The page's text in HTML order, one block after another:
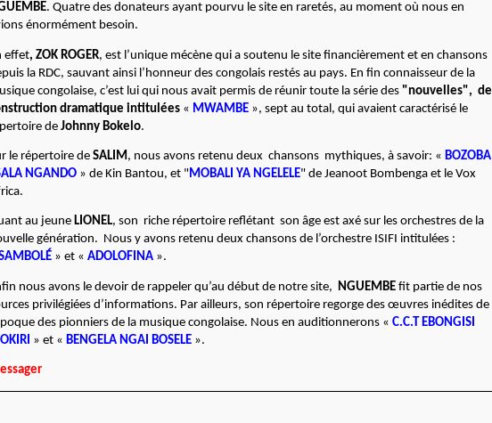
. Quatre des donateurs ayant pourvu le site en raretés, au moment où nous en
énormément besoin.
effet, ZOK ROGER, est l’unique mécène qui a soutenu le site financièrement et en chansons
la RDC, sauvant ainsi l’honneur des congolais restés au pays. En fin connaisseur de la
congolaise, c’est lui qui nous avait permis de réunir toute la série des "nouvelles", de
dramatique intitulées« MWAMBE», sept au total, qui avaient caractérisé le
de Johnny Bokelo.
le répertoire de SALIM, nous avons retenu deux chansons mythiques, à savoir: « BOZOBA
NGANDO» de Kin Bantou, et "MOBALI YA NGELELE" de Jeanoot Bombenga et le Vox
au jeune LIONEL, son riche répertoire reflétant son âge est axé sur les orchestres de la
génération. Nous y avons retenu deux chansons de l’orchestre ISIFI intitulées :
» et « ADOLOFINA».
nous avons le devoir de rappeler qu’au début de notre site, NGUEMBEfit partie de nos
privilégiées d’informations. Par ailleurs, son répertoire regorge des œuvres inédites de
des pionniers de la musique congolaise. Nous en auditionnerons « C.C.T EBONGISI
» et « BENGELA NGAI BOSELE».